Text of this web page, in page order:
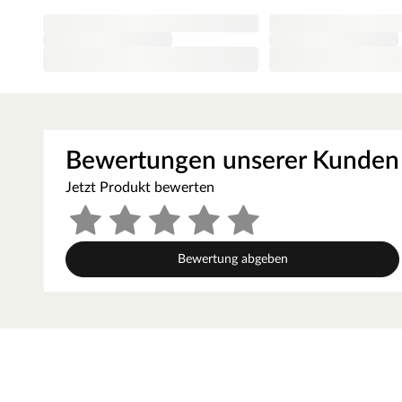
TÜV- und (70%-)PEFC-Zertifizierung
Mittellage
Diese Türen besitzen eine Röhrenspanplatte als
Aufbau ist dieser bestens für die Verwendung als Türe
Geräusche gedämpft werden. Die Tür ist durch ihren
Unterseite bis zu 50 mm von unten kürzbar.
Bewertungen unserer Kunden
Jetzt Produkt bewerten
Bewertung abgeben